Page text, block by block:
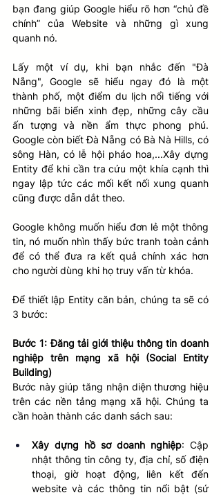
bạn đang giúp Google hiểu rõ hơn “chủ đề
chính” của Website và những gì xung
quanh nó.
Lấy một ví dụ, khi bạn nhắc đến "Đà
Nẵng", Google sẽ hiểu ngay đó là một
thành phố, một điểm du lịch nổi tiếng với
những bãi biển xinh đẹp, những cây cầu
ấn tượng và nền ẩm thực phong phú.
Google còn biết Đà Nẵng có Bà Nà Hills, có
sông Hàn, có lễ hội pháo hoa,...Xây dựng
Entity để khi cần tra cứu một khía cạnh thì
ngay lập tức các mối kết nối xung quanh
cũng được dẫn dắt theo.
Google không muốn hiểu đơn lẻ một thông
tin, nó muốn nhìn thấy bức tranh toàn cảnh
để có thể đưa ra kết quả chính xác hơn
cho người dùng khi họ truy vấn từ khóa.
Để thiết lập Entity căn bản, chúng ta sẽ có
3 bước:
Bước 1: Đăng tải giới thiệu thông tin doanh
nghiệp trên mạng xã hội (Social Entity
Building)
Bước này giúp tăng nhận diện thương hiệu
trên các nền tảng mạng xã hội. Chúng ta
cần hoàn thành các danh sách sau:
Xây dựng hồ sơ doanh nghiệp: Cập
nhật thông tin công ty, địa chỉ, số điện
thoại, giờ hoạt động, liên kết đến
website và các thông tin nổi bật (sứ